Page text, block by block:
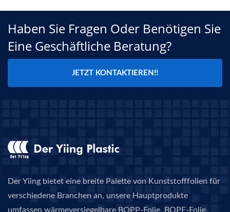
Haben Sie Fragen Oder Benötigen Sie
Eine Geschäftliche Beratung?
JETZT KONTAKTIEREN!!
Der Yiing bietet eine breite Palette von Kunststofffolien für
verschiedene Branchen an, unsere Hauptprodukte
umfassen wärmeversiegelbare BOPP-Folie, BOPE-Folie,